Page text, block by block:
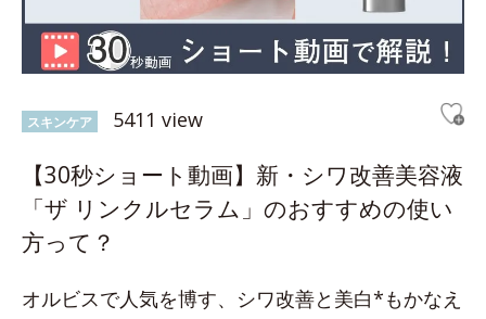
スキンケア 5411 view
【30秒ショート動画】新・シワ改善美容液
「ザ リンクルセラム」のおすすめの使い
方って？
オルビスで人気を博す、シワ改善と美白*もかなえ